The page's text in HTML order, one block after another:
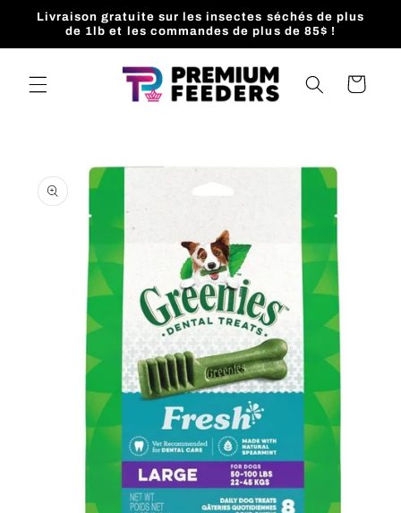
passer
Livraison gratuite sur les insectes séchés de plus
de 1lb et les commandes de plus de 85$ !
Panier
Passer aux
informations
produits